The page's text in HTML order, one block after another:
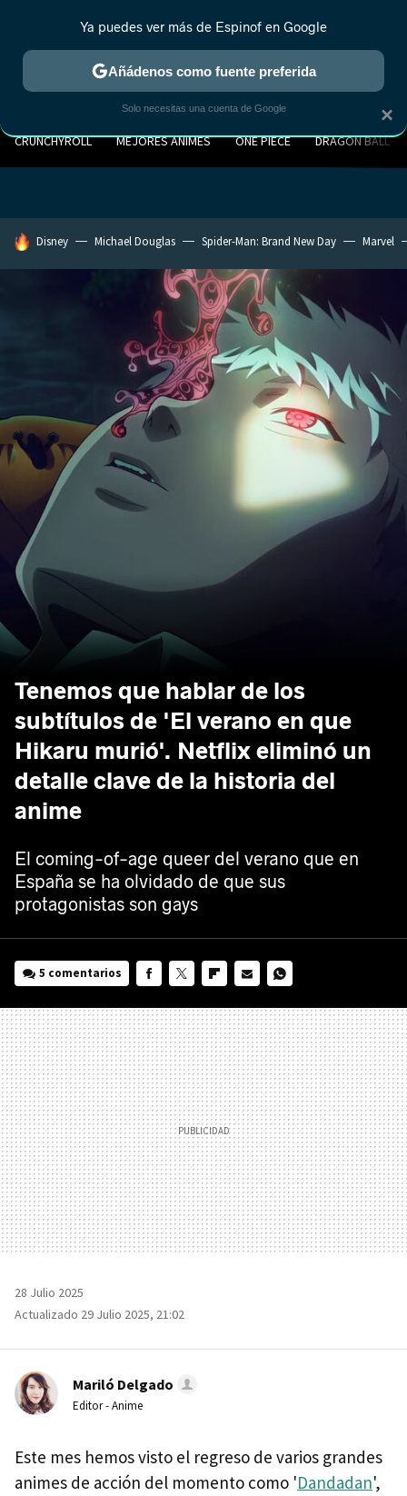
CRUNCHYROLL MEJORES ANIMES ONE PIECE DRAGON BALL
HOY SE HABLA DE
Disney Michael Douglas Spider-Man: Brand New Day Marvel
Tenemos que hablar de los
subtítulos de 'El verano en que
Hikaru murió'. Netflix eliminó un
detalle clave de la historia del
anime
El coming-of-age queer del verano que en
España se ha olvidado de que sus
protagonistas son gays
5 comentarios
MAIL
28 Julio 2025
Actualizado 29 Julio 2025, 21:02
Mariló Delgado
Editor - Anime
Este mes hemos visto el regreso de varios grandes
animes de acción del momento como 'Dandadan',
×
Ya puedes ver más de Espinof en Google
Añádenos como fuente preferida
Solo necesitas una cuenta de Google